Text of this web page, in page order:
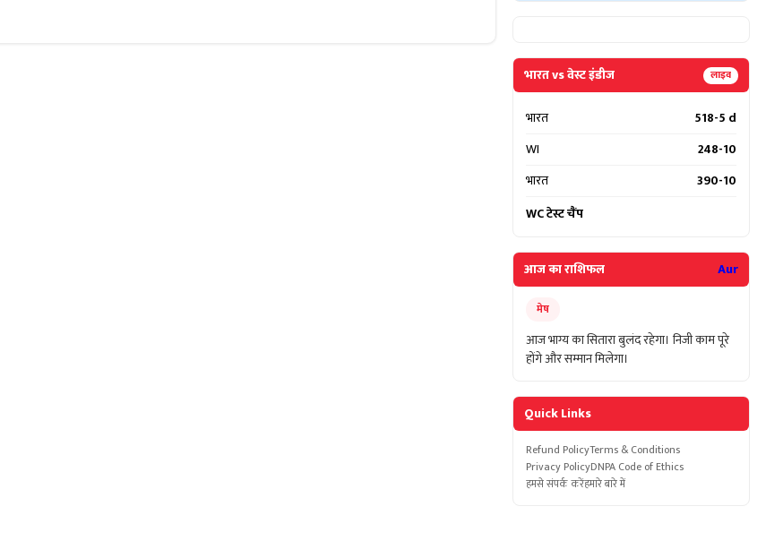
भारत vs वेस्ट इंडीज लाइव
भारत
518-5 d
WI
248-10
भारत
390-10
WC टेस्ट चैंप
आज का राशिफल Aur
मेष
आज भाग्य का सितारा बुलंद रहेगा। निजी काम पूरे
होंगे और सम्मान मिलेगा।
Quick Links
Refund PolicyTerms & Conditions
Privacy PolicyDNPA Code of Ethics
हमसे संपर्क करेंहमारे बारे में